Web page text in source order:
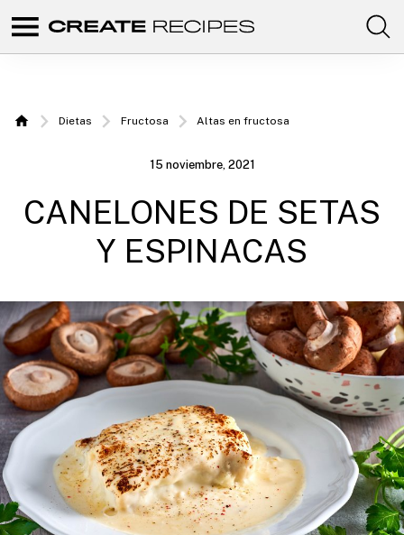
Create
|
elaborar
con tu
Chefbot
Comunidad
con
tus
Home
Dietas Fructosa Altas en fructosa
15 noviembre, 2021
CANELONES DE SETAS
Y ESPINACAS